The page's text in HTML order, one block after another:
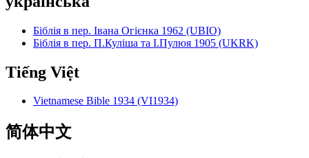
Біблія в пер. Івана Огієнка 1962 (UBIO)
Біблія в пер. П.Куліша та І.Пулюя 1905 (UKRK)
Tiếng Việt
Vietnamese Bible 1934 (VI1934)
简体中文